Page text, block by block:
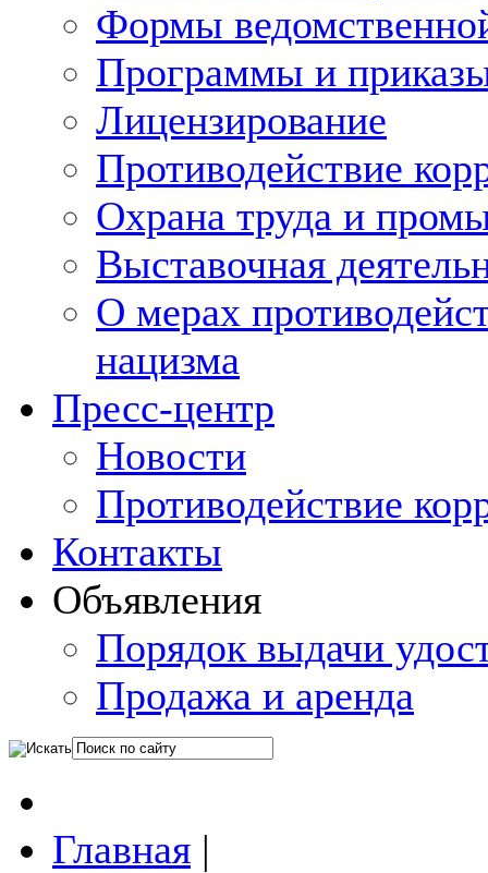
Формы
Программы и
Лицензирование
Противодействие
Охрана труда и
Выставочная
О мерах
нацизма
Пресс-центр
Новости
Противодействие
Контакты
Объявления
Порядок выдачи
Продажа и аренда
Главная |